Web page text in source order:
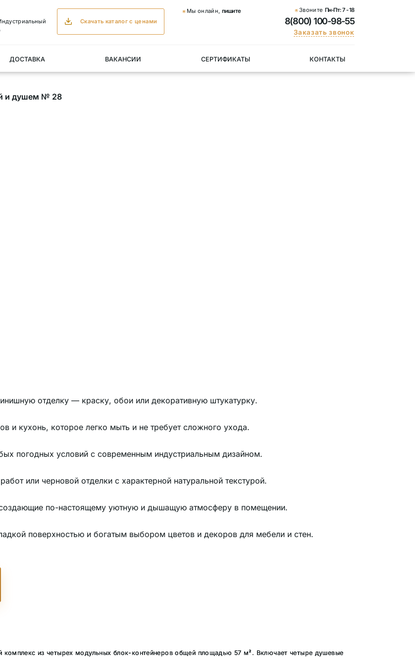
Скачать каталог с ценами
Мы онлайн, пишите Звоните Пн-Пт:7 - 18
8(800) 100-98-55
Заказать звонок
ДОСТАВКА ВАКАНСИИ СЕРТИФИКАТЫ КОНТАКТЫ
и душем № 28
отделку — краску, обои или декоративную штукатурку.
и кухонь, которое легко мыть и не требует сложного ухода.
погодных условий с современным индустриальным дизайном.
или черновой отделки с характерной натуральной текстурой.
создающие по-настоящему уютную и дышащую атмосферу в помещении.
поверхностью и богатым выбором цветов и декоров для мебели и стен.
комплекс из четырех модульных блок-контейнеров общей площадью 57 м². Включает четыре душевые